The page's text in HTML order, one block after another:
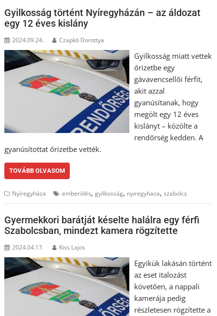
Gyilkosság történt Nyíregyházán – az áldozat
egy 12 éves kislány
2024.09.24. Czapkó Dorottya
Gyilkosság miatt vettek
őrizetbe egy
gávavencsellői férfit,
akit azzal
gyanúsítanak, hogy
megölt egy 12 éves
kislányt – közölte a
rendőrség kedden. A
gyanúsítottat őrizetbe vették.
TOVÁBB OLVASOM
Nyíregyháza emberölés,gyilkosság, nyiregyhaza,szabolcs
Gyermekkori barátját késelte halálra egy férfi
Szabolcsban, mindezt kamera rögzítette
2024.04.17. Kiss Lajos
Egyikük lakásán történt
az eset italozást
követően, a nappali
kamerája pedig
részletesen rögzítette a